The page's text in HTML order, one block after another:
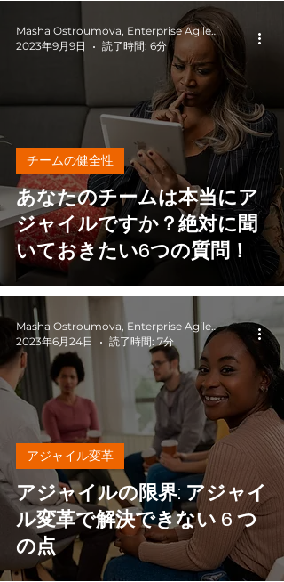
あなたのチームは本当にア
ジャイルですか？絶対に聞
いておきたい6つの質問！
チームの健全性
Masha Ostroumova, Enterprise Agile Coach
2023年9月9日
読了時間: 6分
アジャイルの限界: アジャイ
ル変革で解決できない 6 つ
の点
アジャイル変革
Masha Ostroumova, Enterprise Agile Coach
2023年6月24日
読了時間: 7分